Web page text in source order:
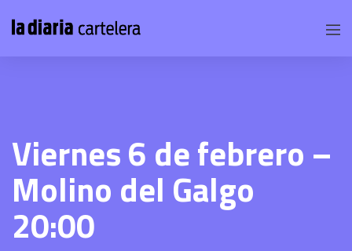
Viernes 6 de febrero –
Molino del Galgo
20:00